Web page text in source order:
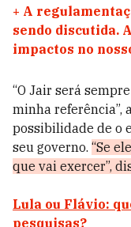
+ A
sendo discutida.
impactos no
“O Jair será
minha referência”,
possibilidade de o
seu governo. “Se
que vai exercer”,
Lula ou Flávio:
pesquisas?